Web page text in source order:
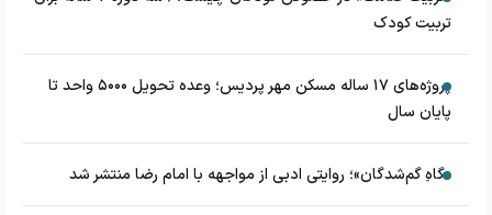
تربیت کودک
پروژه‌های ۱۷ ساله مسکن مهر پردیس؛ وعده تحویل ۵۰۰۰ واحد تا
پایان سال
«گاهِ گم‌شدگان»؛ روایتی ادبی از مواجهه با امام رضا منتشر شد